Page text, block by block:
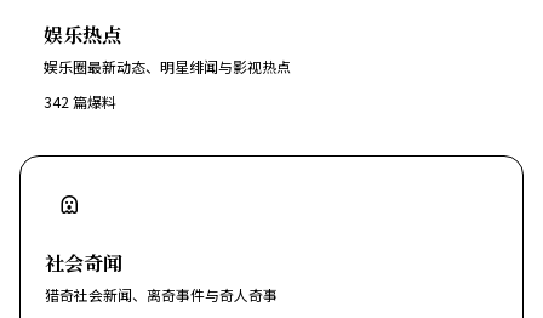
娱乐热点
娱乐圈最新动态、明星绯闻与影视热点
342 篇爆料
社会奇闻
猎奇社会新闻、离奇事件与奇人奇事